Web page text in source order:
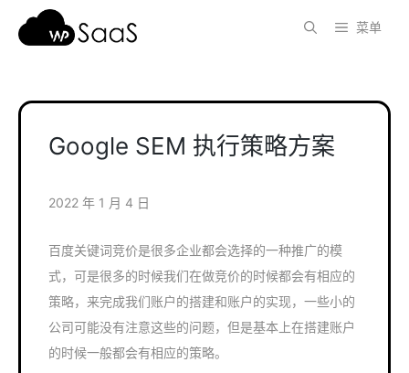
菜单
Google SEM 执行策略方案
2022 年 1 月 4 日
百度关键词竞价是很多企业都会选择的一种推广的模
式，可是很多的时候我们在做竞价的时候都会有相应的
策略，来完成我们账户的搭建和账户的实现，一些小的
公司可能没有注意这些的问题，但是基本上在搭建账户
的时候一般都会有相应的策略。